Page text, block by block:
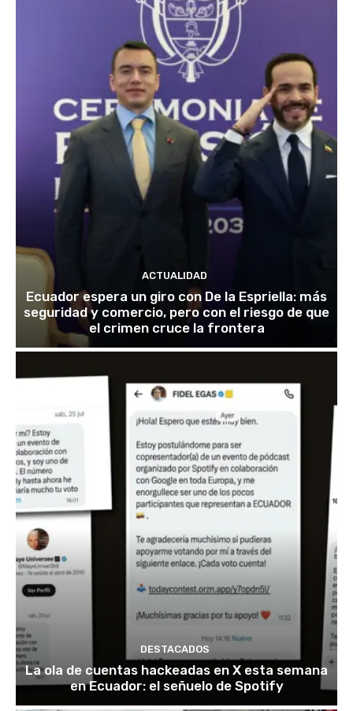
ACTUALIDAD
Ecuador espera un giro con De la Espriella: más
seguridad y comercio, pero con el riesgo de que
el crimen cruce la frontera
DESTACADOS
La ola de cuentas hackeadas en X esta semana
en Ecuador: el señuelo de Spotify